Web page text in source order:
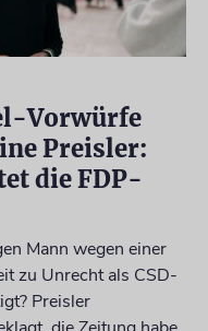
Vorwürfe
Preisler:
die FDP-
Mann wegen einer
zu Unrecht als CSD-
Preisler